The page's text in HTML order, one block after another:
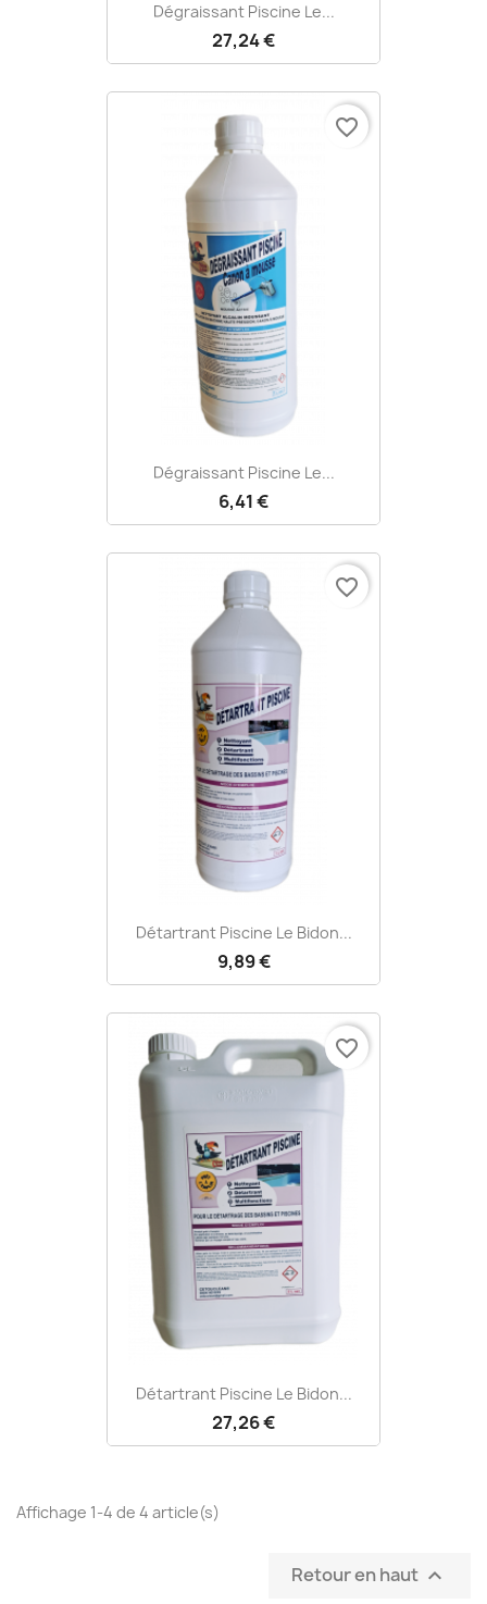
Dégraissant Piscine Le...
27,24 €
Dégraissant Piscine Le...
6,41 €
favorite_border
Détartrant Piscine Le Bidon...
9,89 €
favorite_border
Détartrant Piscine Le Bidon...
27,26 €
favorite_border
Affichage 1-4 de 4 article(s)
Retour en haut 